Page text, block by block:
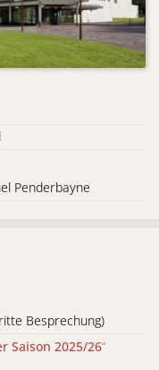
Penderbayne
Besprechung)
Saison 2025/26“